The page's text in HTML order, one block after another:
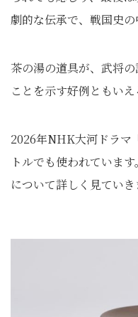
劇的な伝承で、戦国史の
茶の湯の道具が、武将
ことを示す好例ともいえ
2026年NHK大河ドラマ
トルでも使われていま
について詳しく見ていき